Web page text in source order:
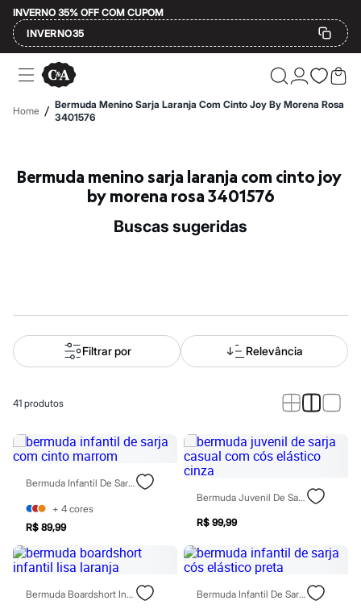
INVERNO 35% OFF COM CUPOM
INVERNO35
Ofertas
Compre por Departamento
Feminino
Masculino
Plus Size
A partir de 60% off
Roupas
Blusas e Camisetas
Básicos
Calças
Macacões
Shorts e Bermudas
Vestidos
Acessórios
Bolsas
Bijoux
Cintos
Óculos
Relógios
Calçados
Chinelos
Home / Bermuda Menino Sarja Laranja Com Cinto Joy By Morena Rosa
3401576
Bermuda menino sarja laranja com cinto joy
by morena rosa 3401576
buscas sugeridas
Filtrar por Relevância
41 produtos
Bermuda Infantil De Sarja Com Cinto Marrom
+ 4 cores
R$ 89,99
Bermuda Juvenil De Sarja Casual Com Cós Elástico Cinza
R$ 99,99
Bermuda Boardshort Infantil Lisa Laranja Bermuda Infantil De Sarja Cós Elástico Preta